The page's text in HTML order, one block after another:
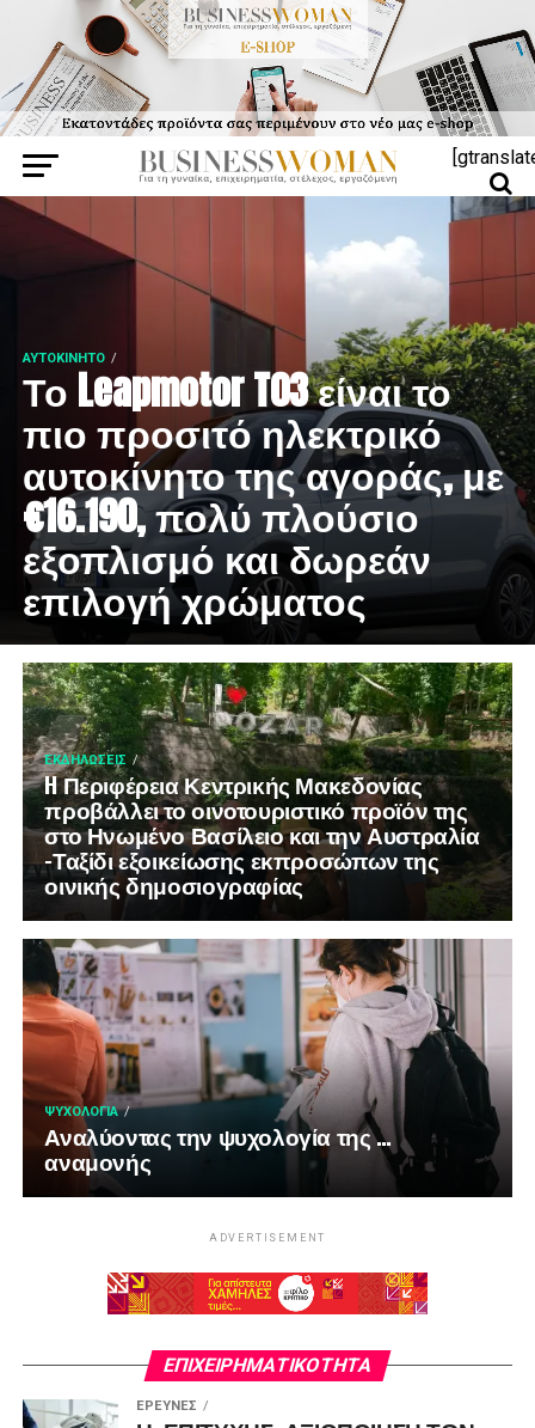
ΑΥΤΟΚΊΝΗΤΟ
Το Leapmotor T03 είναι το
πιο προσιτό ηλεκτρικό
αυτοκίνητο της αγοράς, με
€16.190, πολύ πλούσιο
εξοπλισμό και δωρεάν
επιλογή χρώματος
ΕΚΔΗΛΏΣΕΙΣ
H Περιφέρεια Κεντρικής Μακεδονίας
προβάλλει το οινοτουριστικό προϊόν της
στο Ηνωμένο Βασίλειο και την Αυστραλία
-Ταξίδι εξοικείωσης εκπροσώπων της
οινικής δημοσιογραφίας
ΨΥΧΟΛΟΓΊΑ
Αναλύοντας την ψυχολογία της …
αναμονής
ADVERTISEMENT
ΕΠΙΧΕΙΡΗΜΑΤΙΚΌΤΗΤΑ
ΈΡΕΥΝΕΣ